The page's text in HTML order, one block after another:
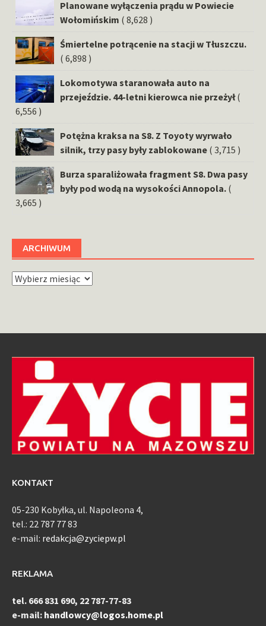
Planowane wyłączenia prądu w Powiecie
Wołomińskim ( 8,628 )
Śmiertelne potrącenie na stacji w Tłuszczu.
( 6,898 )
Lokomotywa staranowała auto na
przejeździe. 44-letni kierowca nie przeżył (
6,556 )
Potężna kraksa na S8. Z Toyoty wyrwało
silnik, trzy pasy były zablokowane ( 3,715 )
Burza sparaliżowała fragment S8. Dwa pasy
były pod wodą na wysokości Annopola. (
3,665 )
ARCHIWUM
Archiwum
KONTAKT
05-230 Kobyłka, ul. Napoleona 4,
tel.: 22 787 77 83
e-mail: redakcja@zyciepw.pl
REKLAMA
tel. 666 831 690, 22 787-77-83
e-mail: handlowcy@logos.home.pl